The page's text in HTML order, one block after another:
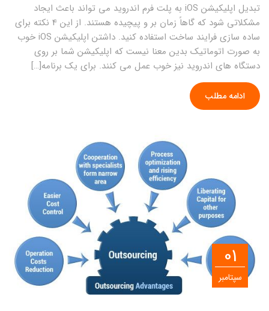
تبدیل اپلیکیشن iOS به پلت فرم اندروید می تواند باعث ایجاد
مشکلاتی شود که گاهاً زمان بر و پیچیده هستند. از این 4 نکته برای
ساده سازی فرایند ساخت استفاده کنید. داشتن اپلیکیشن iOS خوب
به صورت اتوماتیک بدین معنا نیست که اپلیکیشن شما بر روی
دستگاه های اندروید نیز خوب عمل می کنند. برای یک برنامه[…]
ادامه مطلب
01
سپتامبر